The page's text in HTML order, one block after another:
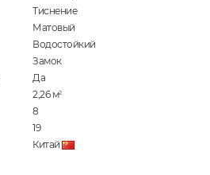
Тиснение
Матовый
Водостойкий
Замок
Да
2,26 м2
8
19
Китай